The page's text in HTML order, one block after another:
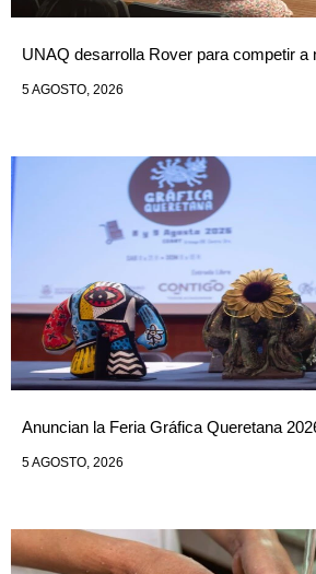
UNAQ desarrolla Rover para competir a
5 AGOSTO, 2026
Anuncian la Feria Gráfica Queretana
5 AGOSTO, 2026